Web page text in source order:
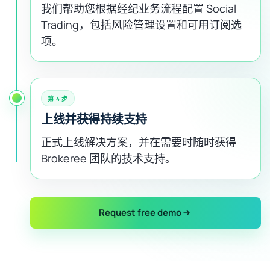
我们帮助您根据经纪业务流程配置 Social
Trading，包括风险管理设置和可用订阅选
项。
第 4 步
上线并获得持续支持
正式上线解决方案，并在需要时随时获得
Brokeree 团队的技术支持。
Request free demo